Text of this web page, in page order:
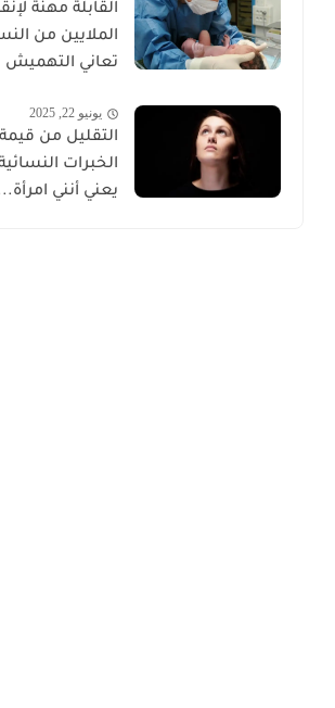
القابلة مهنة
الملايين من
تعاني التهميش
يونيو 22, 2025
التقليل من قيمة
الخبرات
يعني أنني